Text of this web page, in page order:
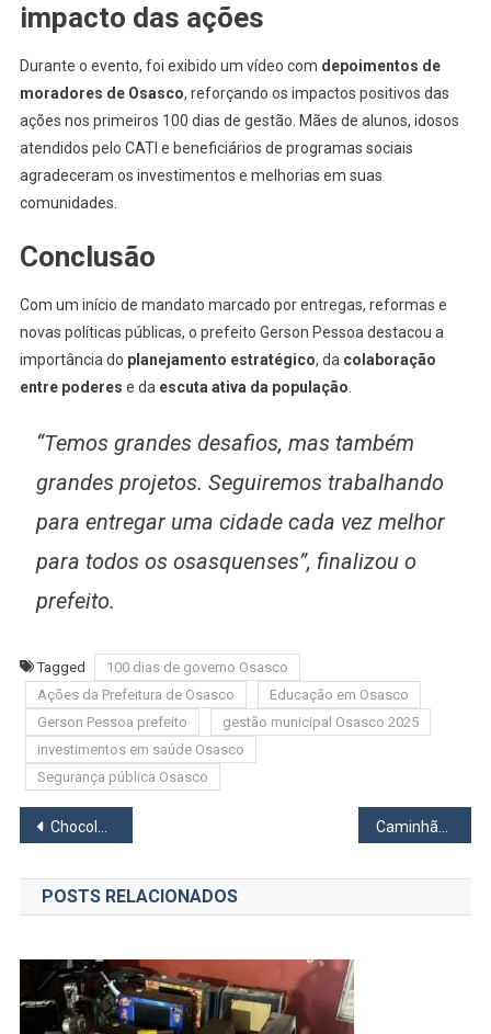
impacto das ações
Durante o evento, foi exibido um vídeo com depoimentos de
moradores de Osasco, reforçando os impactos positivos das
ações nos primeiros 100 dias de gestão. Mães de alunos, idosos
atendidos pelo CATI e beneficiários de programas sociais
agradeceram os investimentos e melhorias em suas
comunidades.
Conclusão
Com um início de mandato marcado por entregas, reformas e
novas políticas públicas, o prefeito Gerson Pessoa destacou a
importância do planejamento estratégico, da colaboração
entre poderes e da escuta ativa da população
“Temos grandes desafios, mas também
grandes projetos. Seguiremos trabalhando
para entregar uma cidade cada vez melhor
para todos os osasquenses”, finalizou o
prefeito.
Tagged
100 dias de governo Osasco
Ações da Prefeitura de Osasco
Educação em Osasco
Gerson Pessoa prefeito
gestão municipal Osasco 2025
investimentos em saúde Osasco
Segurança pública Osasco
Navegação
de
Post
Chocolate: Vilão ou Parceiro da Saúde?
POSTS RELACIONADOS